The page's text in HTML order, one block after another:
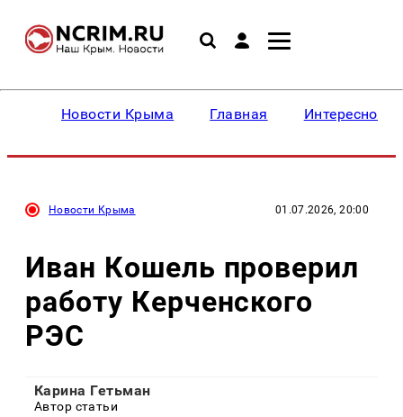
Новости Крыма Главная Интересное
Новости Крыма 01.07.2026, 20:00
Иван Кошель проверил
работу Керченского
РЭС
Карина Гетьман
Автор статьи